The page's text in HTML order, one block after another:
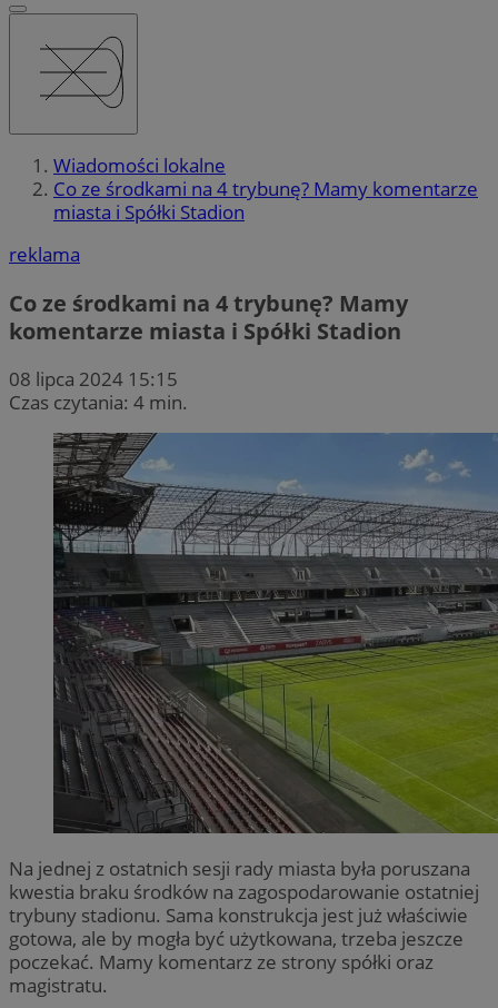
Wiadomości lokalne
Co ze środkami na 4 trybunę? Mamy komentarze
miasta i Spółki Stadion
reklama
Co ze środkami na 4 trybunę? Mamy
komentarze miasta i Spółki Stadion
08 lipca 2024 15:15
Czas czytania: 4 min.
Na jednej z ostatnich sesji rady miasta była poruszana
kwestia braku środków na zagospodarowanie ostatniej
trybuny stadionu. Sama konstrukcja jest już właściwie
gotowa, ale by mogła być użytkowana, trzeba jeszcze
poczekać. Mamy komentarz ze strony spółki oraz
magistratu.